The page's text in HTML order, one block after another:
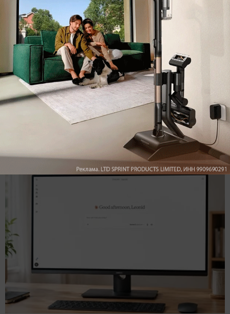
Подпишись на наш канал в мессенджере МАХ